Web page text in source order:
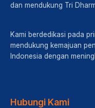
dan mendukung Tri
Kami berdedikasi pada
mendukung kemajuan
Indonesia dengan
Hubungi Kami